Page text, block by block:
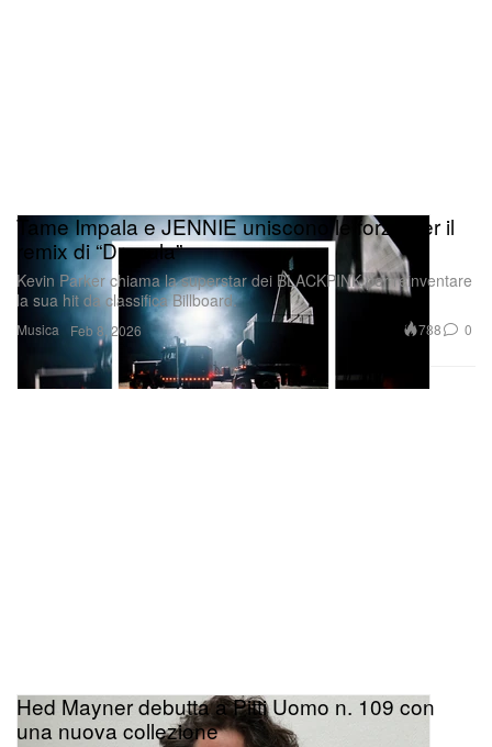
Musica
Tame Impala e JENNIE uniscono le forze per il
remix di “Dracula”
Kevin Parker chiama la superstar dei BLACKPINK per reinventare
la sua hit da classifica Billboard.
Feb 8, 2026 788 0
Hed Mayner debutta a Pitti Uomo n. 109 con
una nuova collezione